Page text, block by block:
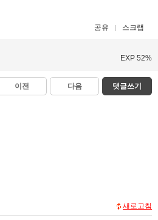
공유 스크랩
EXP 52%
이전 다음 댓글쓰기
새로고침